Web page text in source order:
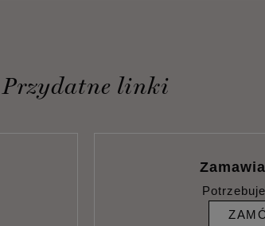
Przydatne linki